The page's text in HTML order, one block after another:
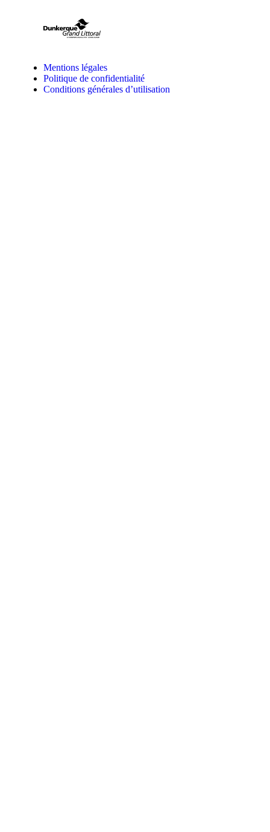
Mentions légales
Politique de confidentialité
Conditions générales d’utilisation